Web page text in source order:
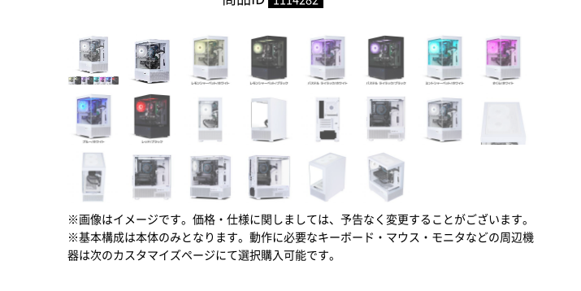
※画像はイメージです。価格・仕様に関しましては、予告なく変更することがございます。
※基本構成は本体のみとなります。動作に必要なキーボード・マウス・モニタなどの周辺機
器は次のカスタマイズページにて選択購入可能です。